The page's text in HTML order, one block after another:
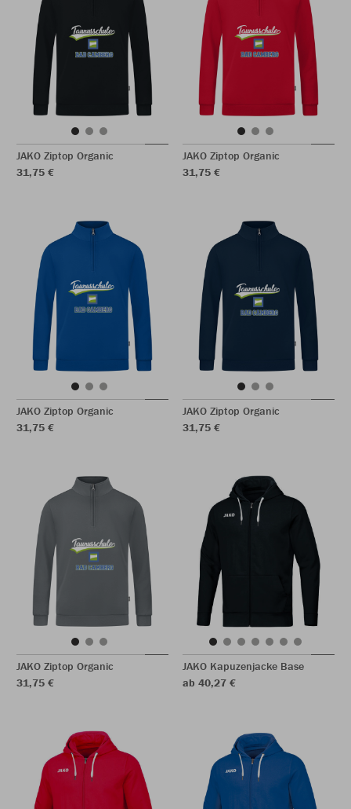
JAKO Ziptop Organic
31,75 €
JAKO Ziptop Organic
31,75 €
JAKO Ziptop Organic
31,75 €
JAKO Ziptop Organic
31,75 €
JAKO Ziptop Organic
31,75 €
JAKO Kapuzenjacke Base
ab 40,27 €